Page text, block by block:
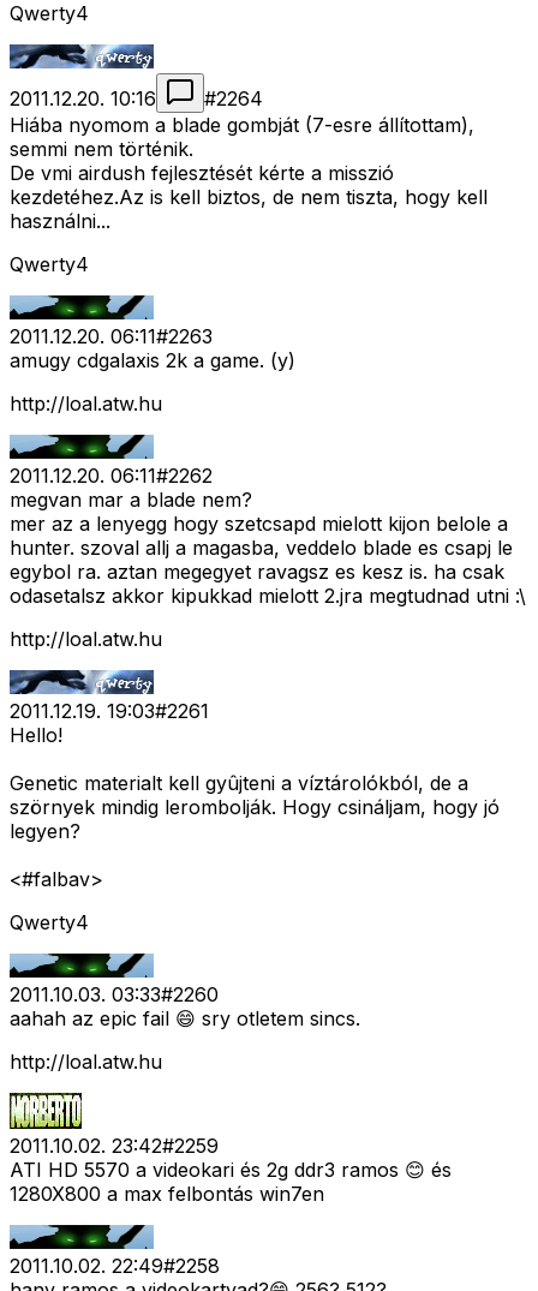
Qwerty4
2011.12.20. 10:16 #2264
Hiába nyomom a blade gombját (7-esre állítottam),
semmi nem történik.
De vmi airdush fejlesztését kérte a misszió
kezdetéhez.Az is kell biztos, de nem tiszta, hogy kell
használni...
Qwerty4
2011.12.20. 06:11#2263
amugy cdgalaxis 2k a game. (y)
http://loal.atw.hu
2011.12.20. 06:11#2262
megvan mar a blade nem?
mer az a lenyegg hogy szetcsapd mielott kijon belole a
hunter. szoval allj a magasba, veddelo blade es csapj le
egybol ra. aztan megegyet ravagsz es kesz is. ha csak
odasetalsz akkor kipukkad mielott 2.jra megtudnad utni :\
http://loal.atw.hu
2011.12.19. 19:03#2261
Hello!
Genetic materialt kell gyûjteni a víztárolókból, de a
szörnyek mindig lerombolják. Hogy csináljam, hogy jó
legyen?
<#falbav>
Qwerty4
2011.10.03. 03:33#2260
aahah az epic fail 😄 sry otletem sincs.
http://loal.atw.hu
2011.10.02. 23:42#2259
ATI HD 5570 a videokari és 2g ddr3 ramos 😊 és
1280X800 a max felbontás win7en
2011.10.02. 22:49#2258